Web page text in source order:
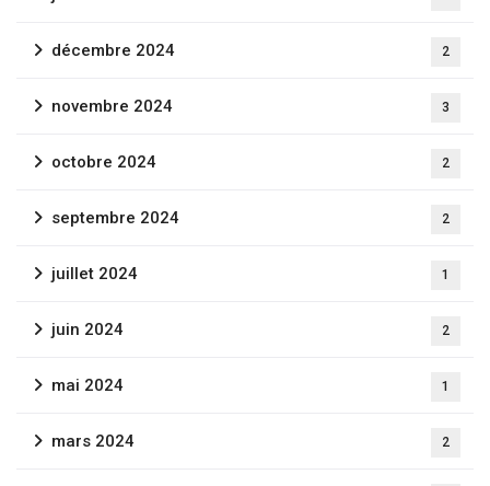
décembre 2024 2
novembre 2024 3
octobre 2024 2
septembre 2024 2
juillet 2024 1
juin 2024 2
mai 2024 1
mars 2024 2
Newsletter
nouvelles, les mises à jour et les offres spéciales